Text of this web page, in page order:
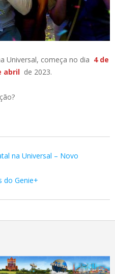
Universal, começa no dia 4 de
abril de 2023.
na Universal – Novo
do Genie+